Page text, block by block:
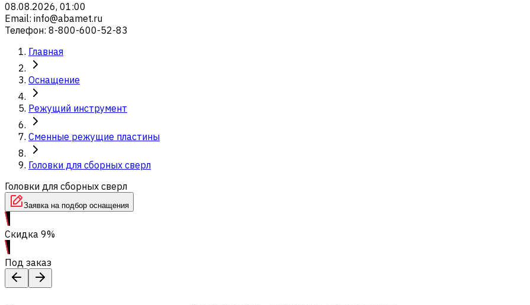
08.08.2026, 01:00
Email: info@abamet.ru
Телефон: 8-800-600-52-83
Главная
Оснащение
Режущий инструмент
Сменные режущие пластины
Головки для сборных сверл
Головки для сборных сверл
Заявка на подбор оснащения
Скидка 9%
Под заказ